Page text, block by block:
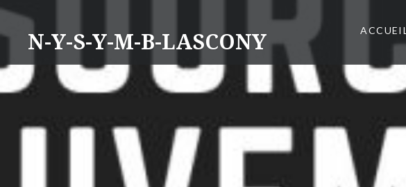
Aller
contenuN-Y-S-Y-M-B-LASCONY ACCUEIL